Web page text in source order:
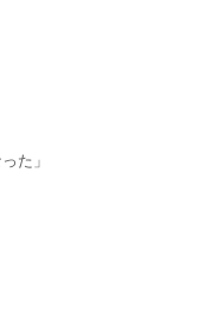
た」